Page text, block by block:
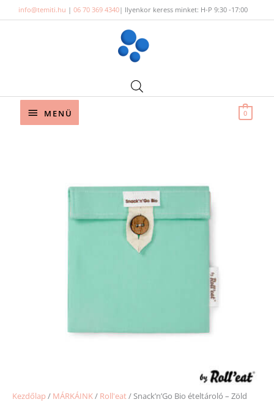
to
info@temiti.hu | 06 70 369 4340| Ilyenkor keress minket: H-P 9:30 -17:00
Below
MENÜ 0
Kezdőlap / MÁRKÁINK/ Roll'eat/ Snack’n’Go Bio ételtároló – Zöld